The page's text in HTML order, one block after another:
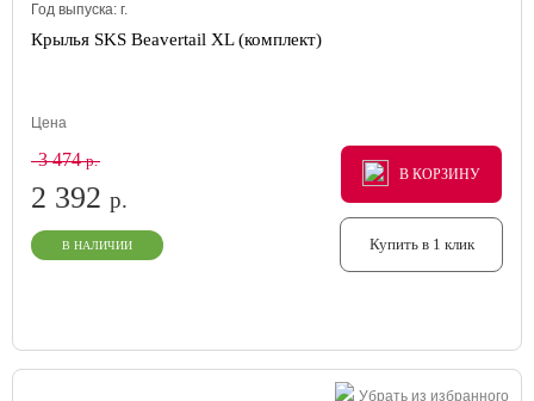
Год выпуска: г.
Крылья SKS Beavertail XL (комплект)
Цена
3 474р.
2 392 р.
В НАЛИЧИИ
В КОРЗИНУ
В КОРЗИНУ
В КОРЗИНУ
Купить в 1 клик
Убрать из избранного